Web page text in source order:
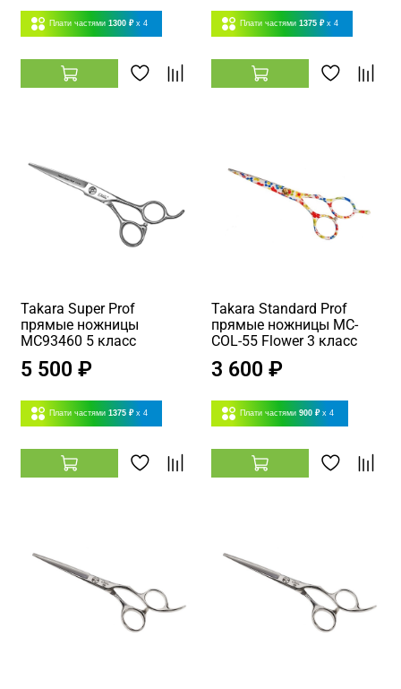
Плати частями 1300 ₽ x 4 Плати частями 1375 ₽ x 4
Takara Super Prof
прямые ножницы
MC93460 5 класс
5 500 ₽
Плати частями 1375 ₽ x 4
Takara Standard Prof
прямые ножницы MC-
COL-55 Flower 3 класс
3 600 ₽
Плати частями 900 ₽ x 4